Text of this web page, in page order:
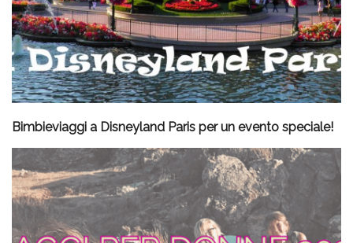
Bimbieviaggi a Disneyland Paris per un evento speciale!